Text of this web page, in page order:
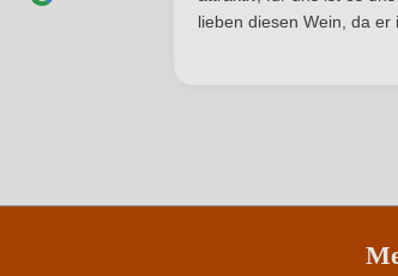
lieben diesen Wein, da er